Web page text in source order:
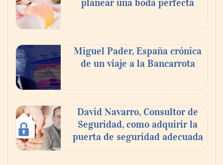
escogen
compromiso para el eclipse solar del 12 de
agosto
Miguel Pader, España crónica
de un viaje a la Bancarrota
David Navarro, Consultor de
Seguridad, como adquirir la
puerta de seguridad adecuada